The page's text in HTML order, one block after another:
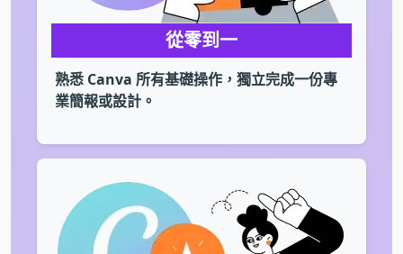
從零到一
熟悉 Canva 所有基礎操作，獨立完成一份專
業簡報或設計。